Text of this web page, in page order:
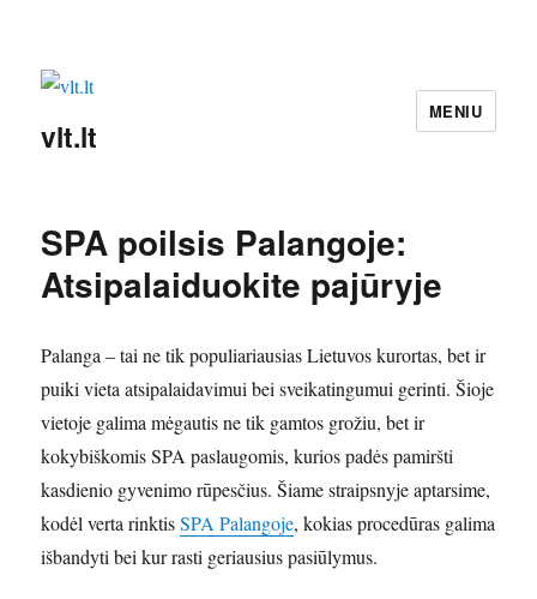
vlt.lt
MENIU
SPA poilsis Palangoje:
Atsipalaiduokite pajūryje
Palanga – tai ne tik populiariausias Lietuvos kurortas, bet ir
puiki vieta atsipalaidavimui bei sveikatingumui gerinti. Šioje
vietoje galima mėgautis ne tik gamtos grožiu, bet ir
kokybiškomis SPA paslaugomis, kurios padės pamiršti
kasdienio gyvenimo rūpesčius. Šiame straipsnyje aptarsime,
kodėl verta rinktisSPA Palangoje, kokias procedūras galima
išbandyti bei kur rasti geriausius pasiūlymus.